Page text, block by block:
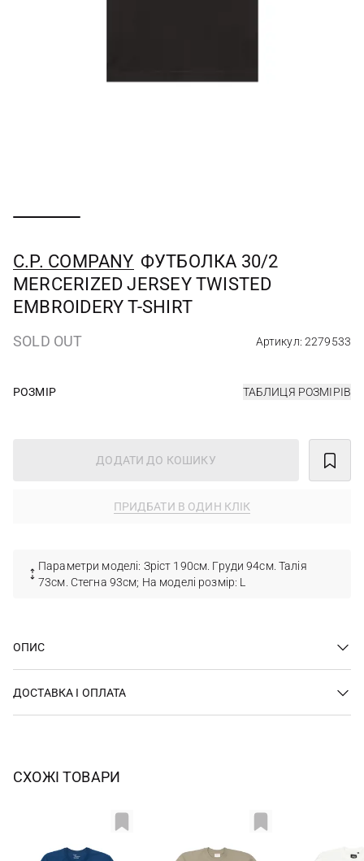
C.P. COMPANY ФУТБОЛКА 30/2
MERCERIZED JERSEY TWISTED
EMBROIDERY T-SHIRT
SOLD OUT Артикул: 2279533
РОЗМІР ТАБЛИЦЯ РОЗМІРІВ
ДОДАТИ ДО КОШИКУ
ПРИДБАТИ В ОДИН КЛІК
Параметри моделі: Зріст 190см. Груди 94см. Талія
73см. Стегна 93см; На моделі розмір: L
ОПИС
ДОСТАВКА І ОПЛАТА
СХОЖІ ТОВАРИ